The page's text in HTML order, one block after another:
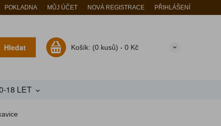
POKLADNA MŮJ ÚČET NOVÁ REGISTRACE PŘIHLÁŠENÍ
Hledat Košík: (0 kusů) - 0 Kč
18 LET